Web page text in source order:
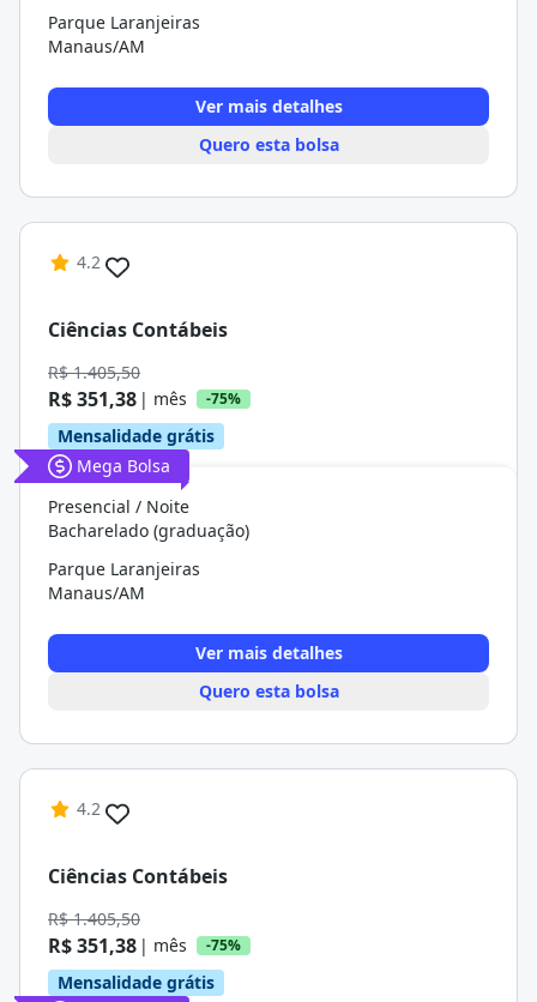
Parque Laranjeiras
Manaus/AM
Ver mais detalhes
Quero esta bolsa
4.2
Ciências Contábeis
R$ 1.405,50
R$ 351,38 | mês -75%
Mensalidade grátis
Mega Bolsa
Presencial / Noite
Bacharelado (graduação)
Parque Laranjeiras
Manaus/AM
Ver mais detalhes
Quero esta bolsa
4.2
Ciências Contábeis
R$ 1.405,50
R$ 351,38 | mês -75%
Mensalidade grátis